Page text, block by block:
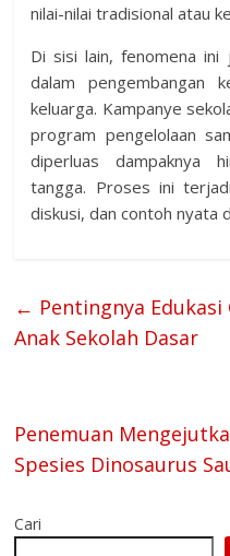
nilai-nilai tradisional atau
Di sisi lain, fenomena ini
dalam pengembangan
keluarga. Kampanye
program pengelolaan
diperluas dampaknya
tangga. Proses ini
diskusi, dan contoh nyata
← Pentingnya
Anak Sekolah Dasar
Penemuan
Spesies Dinosaurus
Cari